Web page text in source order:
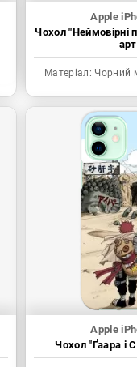
Apple
Чохол
Матеріал: Чорний
Apple
Чохол "Ґаара і